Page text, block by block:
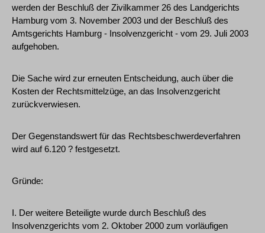
werden der Beschluß der Zivilkammer 26 des Landgerichts
Hamburg vom 3. November 2003 und der Beschluß des
Amtsgerichts Hamburg - Insolvenzgericht - vom 29. Juli 2003
aufgehoben.
Die Sache wird zur erneuten Entscheidung, auch über die
Kosten der Rechtsmittelzüge, an das Insolvenzgericht
zurückverwiesen.
Der Gegenstandswert für das Rechtsbeschwerdeverfahren
wird auf 6.120 ? festgesetzt.
Gründe:
I. Der weitere Beteiligte wurde durch Beschluß des
Insolvenzgerichts vom 2. Oktober 2000 zum vorläufigen